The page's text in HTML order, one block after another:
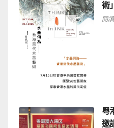
術」
閱
粵
邀